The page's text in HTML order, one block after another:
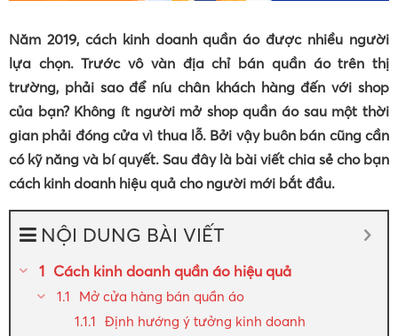
Năm 2019, cách kinh doanh quần áo được nhiều người
lựa chọn. Trước vô vàn địa chỉ bán quần áo trên thị
trường, phải sao để níu chân khách hàng đến với shop
của bạn? Không ít người mở shop quần áo sau một thời
gian phải đóng cửa vì thua lỗ. Bởi vậy buôn bán cũng cần
có kỹ năng và bí quyết. Sau đây là bài viết chia sẻ cho bạn
cách kinh doanh hiệu quả cho người mới bắt đầu.
NỘI DUNG BÀI VIẾT
Cách kinh doanh quần áo hiệu quả
Mở cửa hàng bán quần áo
Định hướng ý tưởng kinh doanh